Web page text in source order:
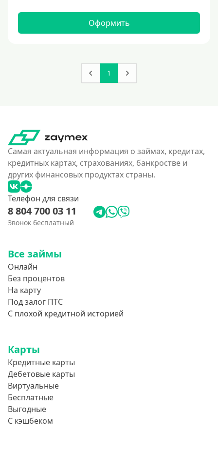
180000 руб
4500000 руб
500000 руб
550000 руб
600 тысяч
650000 руб
700000 руб
750000 руб
850000 руб
900000 руб
950000 руб
Целевые
Строительство дома
Газификацию
Лечение
Стоматология
Неотложные нужды
Образование
Оформить
1
Самая актуальная информация о займах, кредитах,
кредитных картах, страхованиях, банкростве и
других финансовых продуктах страны.
Телефон для связи
8 804 700 03 11
Звонок бесплатный
Все займы
Онлайн
Без процентов
На карту
Под залог ПТС
С плохой кредитной историей
Карты
Кредитные карты
Дебетовые карты
Виртуальные
Бесплатные
Выгодные
С кэшбеком